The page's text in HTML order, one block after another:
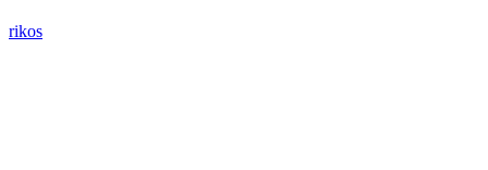
rikos